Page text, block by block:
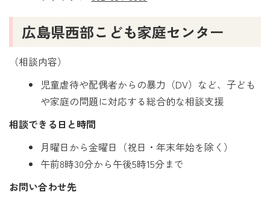
広島県西部こども家庭センター
（相談内容）
児童虐待や配偶者からの暴力（DV）など、子ども
や家庭の問題に対応する総合的な相談支援
相談できる日と時間
月曜日から金曜日（祝日・年末年始を除く）
午前8時30分から午後5時15分まで
お問い合わせ先